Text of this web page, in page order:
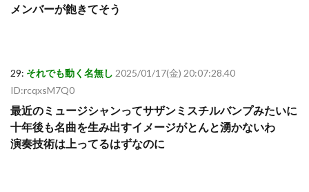
メンバーが飽きてそう
29: それでも動く名無し 2025/01/17(金) 20:07:28.40
ID:rcqxsM7Q0
最近のミュージシャンってサザンミスチルバンプみたいに
十年後も名曲を生み出すイメージがとんと湧かないわ
演奏技術は上ってるはずなのに